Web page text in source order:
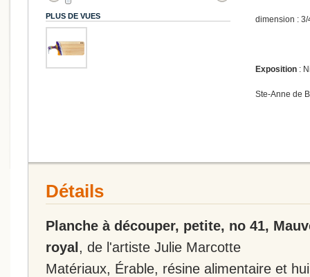
dimension :
Exposition :
Ste-Anne de
PLUS DE VUES
Détails
Planche à découper, petite, no 41,
royal, de l'artiste Julie Marcotte
Matériaux, Érable, résine alimentaire et